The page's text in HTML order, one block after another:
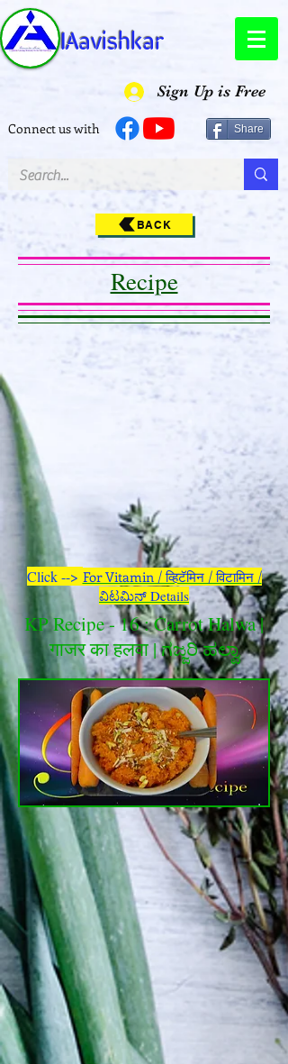
IAavishkar
Sign Up is Free
Connect us with Share
BACK
Recipe
Click --> For Vitamin / व्हिटॅमिन / विटामिन /
ವಿಟಮಿನ್ Details
KP Recipe - 16 : Carrot Halwa |
गाजर का हलवा | ಗಜ್ಜರಿ ಹಲ್ವಾ